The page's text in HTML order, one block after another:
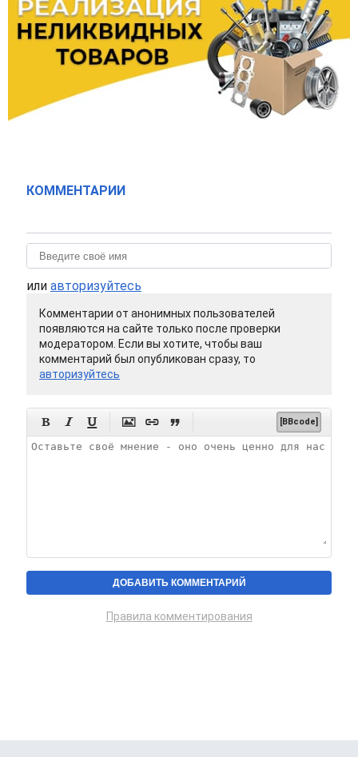
КОММЕНТАРИИ
или авторизуйтесь
Комментарии от анонимных пользователей
появляются на сайте только после проверки
модератором. Если вы хотите, чтобы ваш
комментарий был опубликован сразу, то
авторизуйтесь
      [BBcode]
Правила комментирования